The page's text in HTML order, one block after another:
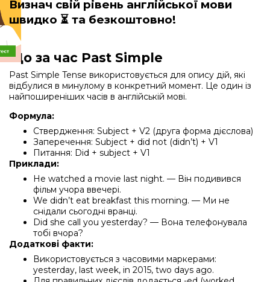
Визнач свій рівень англійської мови
швидко ⏳ та безкоштовно!
Що за час Past Simple
Past Simple Tense використовується для опису дій, які
відбулися в минулому в конкретний момент. Це один із
найпоширеніших часів в англійській мові.
Формула:
Ствердження: Subject + V2 (друга форма дієслова)
Заперечення: Subject + did not (didn’t) + V1
Питання: Did + subject + V1
Приклади:
He watched a movie last night. — Він подивився
фільм учора ввечері.
We didn’t eat breakfast this morning. — Ми не
снідали сьогодні вранці.
Did she call you yesterday? — Вона телефонувала
тобі вчора?
Додаткові факти:
Використовується з часовими маркерами:
yesterday, last week, in 2015, two days ago.